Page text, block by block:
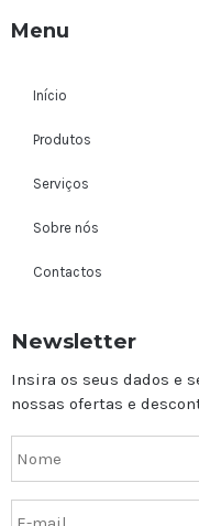
Menu
Início
Produtos
Serviços
Sobre nós
Contactos
Newsletter
Insira os seus dados e
nossas ofertas e